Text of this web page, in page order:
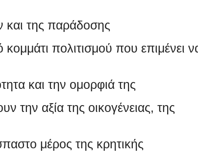
της παράδοσης
πολιτισμού που επιμένει
και την ομορφιά της
την αξία της οικογένειας, της
μέρος της κρητικής